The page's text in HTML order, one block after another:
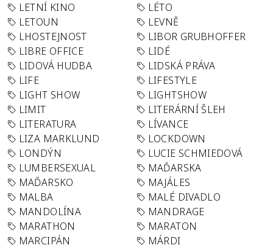
LETNÍ KINO
LÉTO
LETOUN
LEVNĚ
LHOSTEJNOST
LIBOR GRUBHOFFER
LIBRE OFFICE
LIDÉ
LIDOVÁ HUDBA
LIDSKÁ PRÁVA
LIFE
LIFESTYLE
LIGHT SHOW
LIGHTSHOW
LIMIT
LITERÁRNÍ ŠLEH
LITERATURA
LÍVANCE
LIZA MARKLUND
LOCKDOWN
LONDÝN
LUCIE SCHMIEDOVÁ
LUMBERSEXUAL
MAĎARSKA
MAĎARSKO
MAJÁLES
MALBA
MALÉ DIVADLO
MANDOLÍNA
MANDRAGE
MARATHON
MARATON
MARCIPÁN
MÁRDI